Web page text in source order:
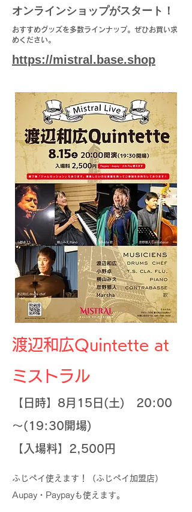
​オンラインショップがスタート！
​おすすめグッズを多数ラインナップ。ぜひお買い求
めください。
https://mistral.base.shop
渡辺和広Quintette at
ミストラル
【日時】8月15 日(土) 20:00
～(19:30開場)
【入場料】2,500円
​ ふじペイ使えます！（ふじペイ加盟店）
Aupay・Paypayも使えます。